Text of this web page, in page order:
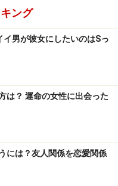
！ 電話で距離を縮める
必ず電話を！ 相手を
これってうざい？
つべき？待てる女の極
……男性が心変わりする
ング
イ男が彼女にしたいのはSっ
は？ 運命の女性に出会った
には？友人関係を恋愛関係